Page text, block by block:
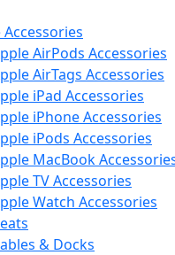
AirPods Accessories
AirTags Accessories
iPad Accessories
iPhone Accessories
iPods Accessories
MacBook
TV Accessories
Watch Accessories
& Docks